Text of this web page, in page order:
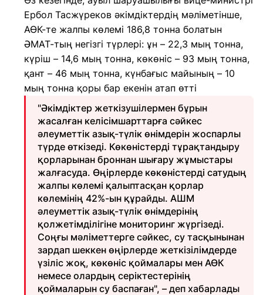
Ербол Тасжүреков әкімдіктердің мәліметінше,
АӨК-те жалпы көлемі 186,8 тонна болатын
ӘМАТ-тың негізгі түрлері: ұн – 22,3 мың тонна,
күріш – 14,6 мың тонна, көкөніс – 93 мың тонна,
қант – 46 мың тонна, күнбағыс майының – 10
мың тонна қоры бар екенін атап өтті
"Әкімдіктер жеткізушілермен бұрын
жасалған келісімшарттарға сәйкес
әлеуметтік азық-түлік өнімдерін жоспарлы
түрде өткізеді. Көкөністерді тұрақтандыру
қорларынан броннан шығару жұмыстары
жалғасуда. Өңірлерде көкөністерді сатудың
жалпы көлемі қалыптасқан қорлар
көлемінің 42%-ын құрайды. АШМ
әлеуметтік азық-түлік өнімдерінің
қолжетімділігіне мониторинг жүргізеді.
Соңғы мәліметтерге сәйкес, су тасқынынан
зардап шеккен өңірлерде жеткізілімдерде
үзіліс жоқ, көкөніс қоймалары мен АӨК
немесе олардың серіктестерінің
қоймаларын су баспаған", – деп хабарлады